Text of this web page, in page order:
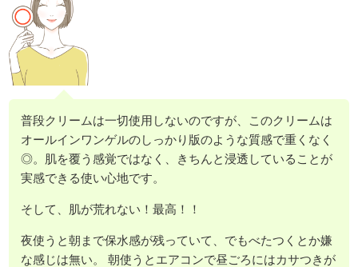
普段クリームは一切使用しないのですが、このクリームは
オールインワンゲルのしっかり版のような質感で重くなく
◎。肌を覆う感覚ではなく、きちんと浸透していることが
実感できる使い心地です。
そして、肌が荒れない！最高！！
夜使うと朝まで保水感が残っていて、でもべたつくとか嫌
な感じは無い。 朝使うとエアコンで昼ごろにはカサつきが